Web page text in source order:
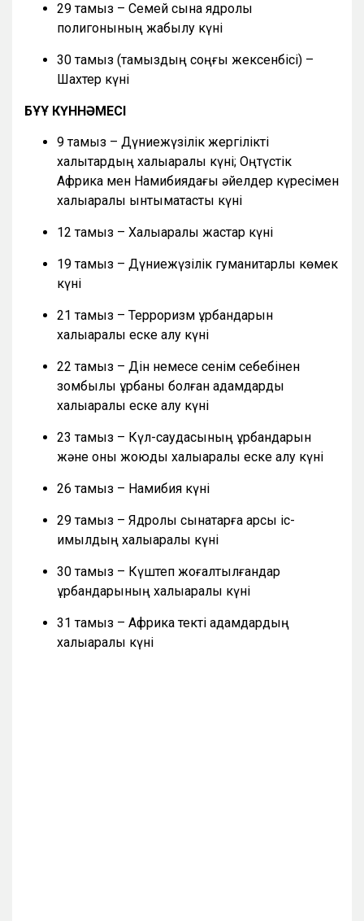
29 тамыз – Семей сынақ ядролық
полигонының жабылу күні
30 тамыз (тамыздың соңғы жексенбісі) –
Шахтер күні
БҰҰ КҮННӘМЕСІ
9 тамыз – Дүниежүзілік жергілікті
халықтардың халықаралық күні; Оңтүстік
Африка мен Намибиядағы әйелдер күресімен
халықаралық ынтымақтастық күні
12 тамыз – Халықаралық жастар күні
19 тамыз – Дүниежүзілік гуманитарлық көмек
күні
21 тамыз – Терроризм құрбандарын
халықаралық еске алу күні
22 тамыз – Дін немесе сенім себебінен
зомбылық құрбаны болған адамдарды
халықаралық еске алу күні
23 тамыз – Күл-саудасының құрбандарын
және оны жоюды халықаралық еске алу күні
26 тамыз – Намибия күні
29 тамыз – Ядролық сынақтарға қарсы іс-
қимылдың халықаралық күні
30 тамыз – Күштеп жоғалтылғандар
құрбандарының халықаралық күні
31 тамыз – Африка текті адамдардың
халықаралық күні